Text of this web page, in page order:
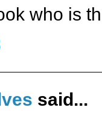
who is
said...